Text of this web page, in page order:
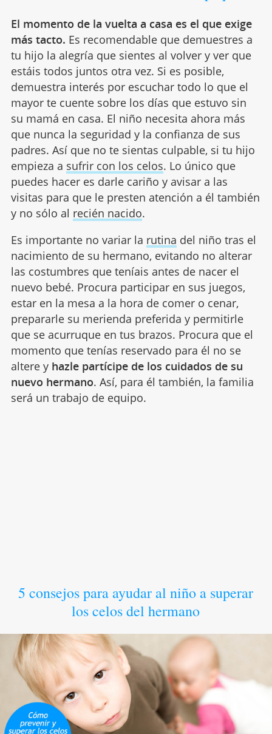
El momento de la vuelta a casa es el que exige
más tacto. Es recomendable que demuestres a
tu hijo la alegría que sientes al volver y ver que
estáis todos juntos otra vez. Si es posible,
demuestra interés por escuchar todo lo que el
mayor te cuente sobre los días que estuvo sin
su mamá en casa. El niño necesita ahora más
que nunca la seguridad y la confianza de sus
padres. Así que no te sientas culpable, si tu hijo
empieza a sufrir con los celos. Lo único que
puedes hacer es darle cariño y avisar a las
visitas para que le presten atención a él también
y no sólo al recién nacido.
Es importante no variar la rutina del niño tras el
nacimiento de su hermano, evitando no alterar
las costumbres que teníais antes de nacer el
nuevo bebé. Procura participar en sus juegos,
estar en la mesa a la hora de comer o cenar,
prepararle su merienda preferida y permitirle
que se acurruque en tus brazos. Procura que el
momento que tenías reservado para él no se
altere y hazle partícipe de los cuidados de su
nuevo hermano. Así, para él también, la familia
será un trabajo de equipo.
5 consejos para ayudar al niño a superar
los celos del hermano